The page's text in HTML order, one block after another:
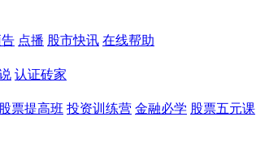
点播 股市快讯 在线帮助
认证砖家
股票提高班 投资训练营 金融必学 股票五元课